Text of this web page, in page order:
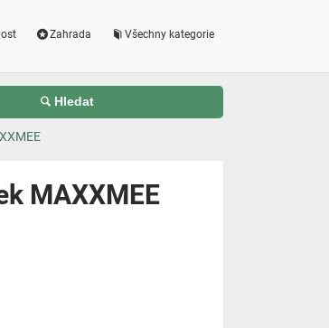
Zahrada Všechny kategorie
Hledat
MAXXMEE